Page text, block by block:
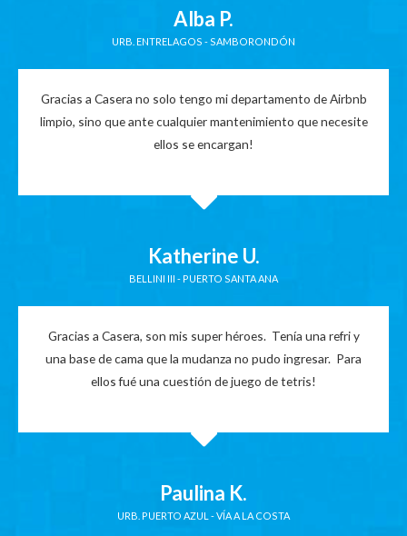
Alba P.
URB. ENTRELAGOS - SAMBORONDÓN
Gracias a Casera no solo tengo mi departamento de Airbnb
limpio, sino que ante cualquier mantenimiento que necesite
ellos se encargan!
Katherine U.
BELLINI III - PUERTO SANTA ANA
Gracias a Casera, son mis super héroes. Tenía una refri y
una base de cama que la mudanza no pudo ingresar. Para
ellos fué una cuestión de juego de tetris!
Paulina K.
URB. PUERTO AZUL - VÍA A LA COSTA